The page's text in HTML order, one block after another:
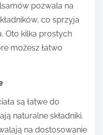
pozwala na
co sprzyja
Oto kilka prostych
możesz łatwo
są łatwe do
naturalne składniki.
na dostosowanie